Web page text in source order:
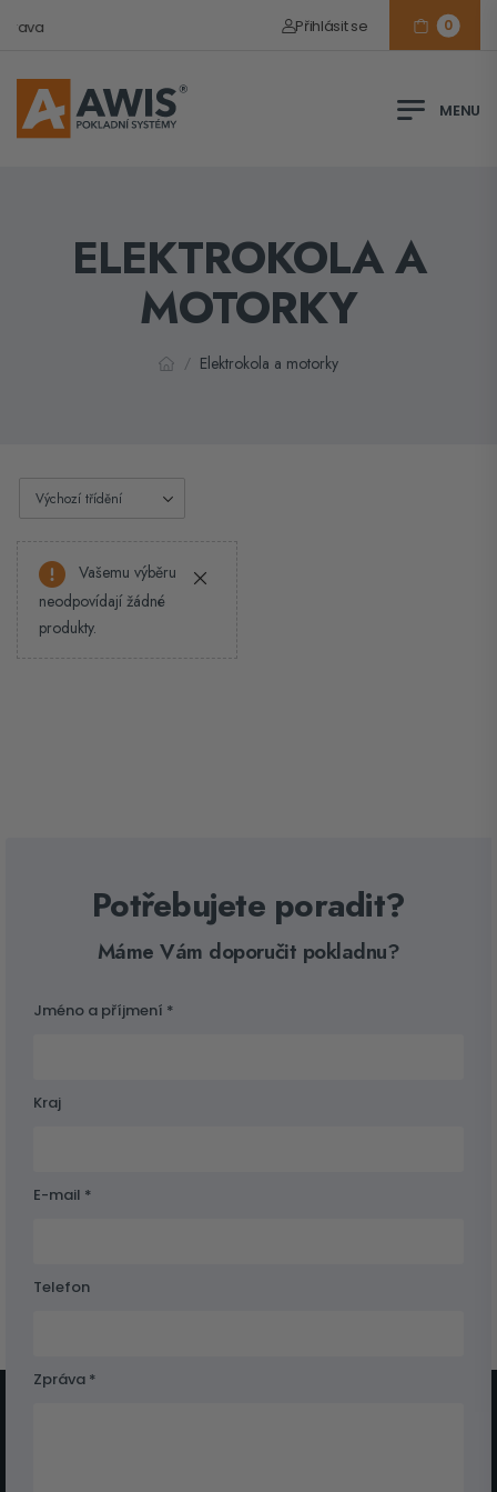
Přihlásit se 0
ELEKTROKOLA A
MOTORKY
/ Elektrokola a motorky
Vašemu výběru
neodpovídají žádné
produkty.
Potřebujete poradit?
Máme Vám doporučit pokladnu?
Jméno a příjmení *
Kraj
E-mail *
Telefon
Zpráva *